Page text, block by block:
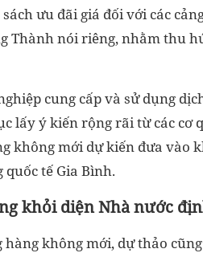
ưu đãi giá đối với các
Thành nói riêng, nhằm thu
cung cấp và sử dụng
lấy ý kiến rộng rãi từ các cơ
không mới dự kiến đưa vào
tế Gia Bình.
khỏi diện Nhà nước
hàng không mới, dự thảo